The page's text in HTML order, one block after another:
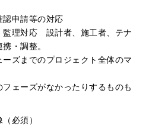
認申請等の対応
監理対応 設計者、施工者、テナ
・調整。
ズまでのプロジェクト全体のマ
フェーズがなかったりするものも
必須）